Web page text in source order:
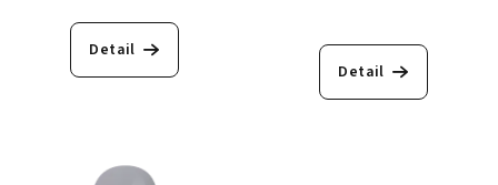
Detail
Detail